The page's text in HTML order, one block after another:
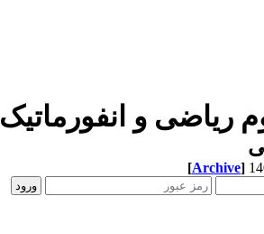
ریاضی و انفورماتیک
[Archive]